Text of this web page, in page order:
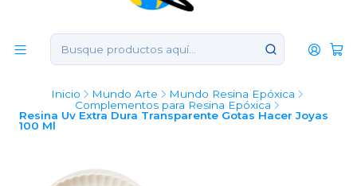
Inicio Mundo Arte
Mundo Resina Epóxica
Complementos para Resina Epóxica
Resina Uv Extra Dura Transparente Gotas Hacer Joyas
100 Ml